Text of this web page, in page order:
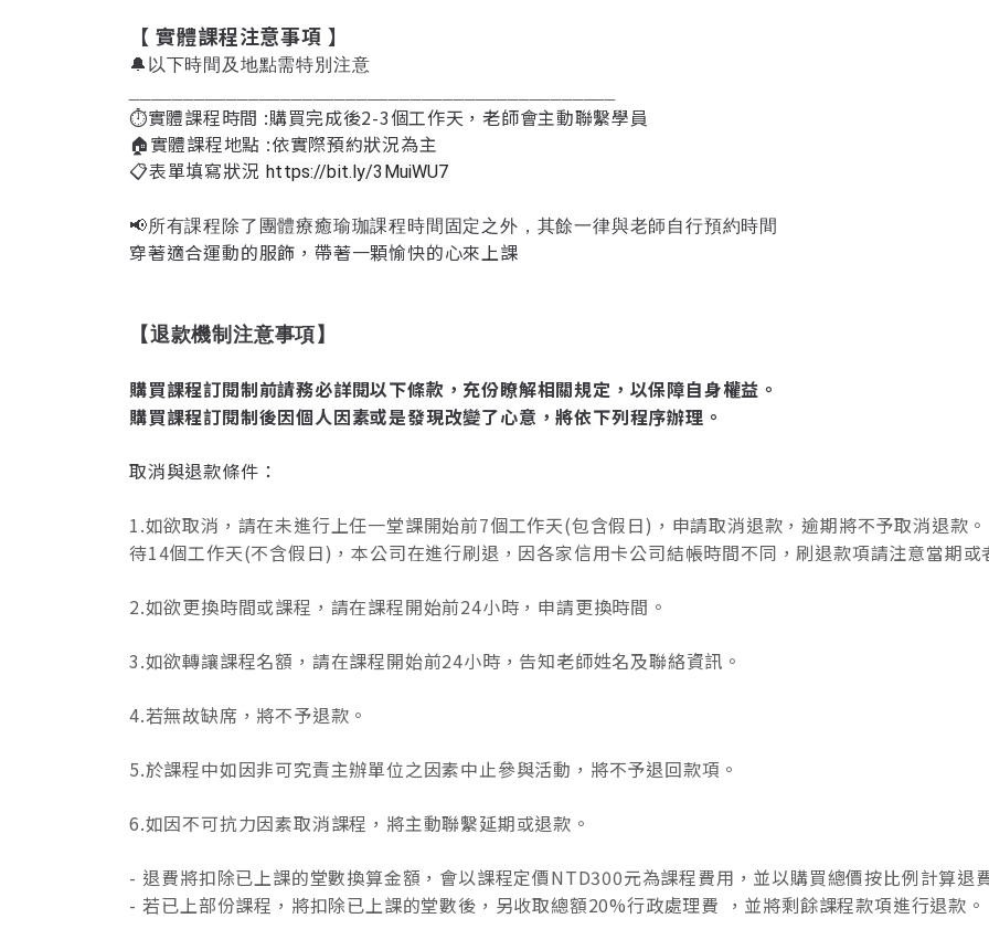
【 實體課程注意事項 】
🔔以下時間及地點需特別注意
⏱實體課程時間 :購買完成後2-3個工作天，老師會主動聯繫學員
🏠實體課程地點 :依實際預約狀況為主
📋表單填寫狀況 https://bit.ly/3MuiWU7
📢所有課程除了團體療癒瑜珈課程時間固定之外，其餘一律與老師自行預約時間
穿著適合運動的服飾，帶著一顆愉快的心來上課
【退款機制注意事項】
購買課程訂閱制前請務必詳閱以下條款，充份瞭解相關規定，以保障自身權益。
購買課程訂閱制後因個人因素或是發現改變了心意，將依下列程序辦理。
取消與退款條件：
1.如欲取消，請在未進行上任一堂課開始前7個工作天(包含假日)，申請取消退款，逾期將不予取消退款。
待14個工作天(不含假日)，本公司在進行刷退，因各家信用卡公司結帳時間不同，刷退款項請注意當期或
2.如欲更換時間或課程，請在課程開始前24小時，申請更換時間。
3.如欲轉讓課程名額，請在課程開始前24小時，告知老師姓名及聯絡資訊。
4.若無故缺席，將不予退款。
5.於課程中如因非可究責主辦單位之因素中止參與活動，將不予退回款項。
6.如因不可抗力因素取消課程，將主動聯繫延期或退款。
- 退費將扣除已上課的堂數換算金額，會以課程定價NTD300元為課程費用，並以購買總價按比例計算退
- 若已上部份課程，將扣除已上課的堂數後，另收取總額20%行政處理費 ，並將剩餘課程款項進行退款。